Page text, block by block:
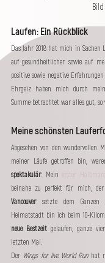
Bild
Laufen: Ein Rückblick
Das Jahr 2018 hat mich in Sachen
auf gesundheitlicher sowie auf
positive sowie negative
Ehrgeiz haben mich durch
Summe betrachtet war alles gut,
Meine schönsten
Abgesehen von den wundervollen
meiner Läufe getroffen bin,
spektakulär: Mein erster
beinahe zu perfekt für mich, der
Vancouver setzte dem Ganzen
neue Bestzeit gelaufen, ganze
letzten Mal.
Der Wings for live World Run